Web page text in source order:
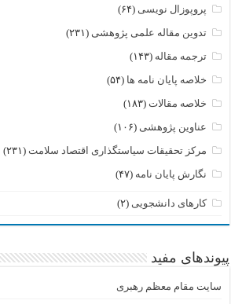
پروپوزال نویسی (۶۴)
تدوین مقاله علمی پژوهشی (۲۳۱)
ترجمه مقاله (۱۴۳)
خلاصه پایان نامه ها (۵۴)
خلاصه مقالات (۱۸۳)
عناوین پژوهشی (۱۰۶)
مرکز تحقیقات سیاستگذاری اقتصاد سلامت (۲۳۱)
نگارش پایان نامه (۴۷)
کارهای دانشجویی (۲)
پیوندهای مفید
سایت مقام معظم رهبری